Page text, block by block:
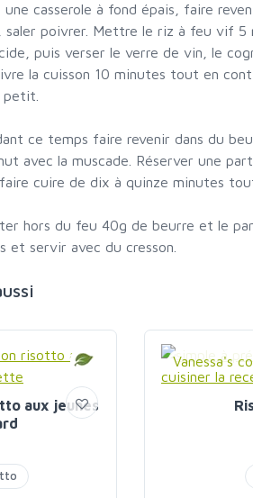
une casserole à fond épais, faire
saler poivrer. Mettre le riz à feu vif 5
puis verser le verre de vin, le
la cuisson 10 minutes tout en
ce temps faire revenir dans du
avec la muscade. Réserver une
cuire de dix à quinze minutes
hors du feu 40g de beurre et le
et servir avec du cresson.
aux jeunes
Vanessa's